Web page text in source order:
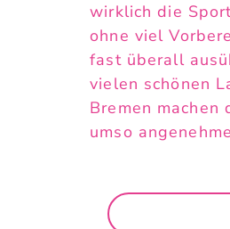
wirklich die
ohne viel
fast überall
vielen schönen
Bremen machen
umso